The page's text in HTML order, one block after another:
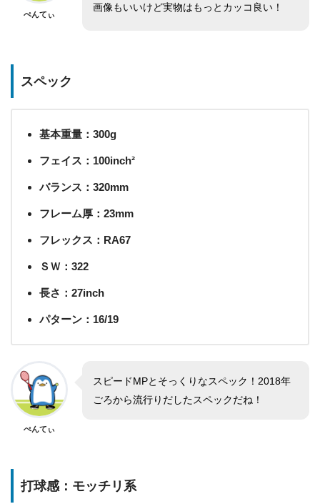
ぺんてぃ
画像もいいけど実物はもっとカッコ良い！
スペック
基本重量：300g
フェイス：100inch²
バランス：320mm
フレーム厚：23mm
フレックス：RA67
ＳＷ：322
長さ：27inch
パターン：16/19
ぺんてぃ
スピードMPとそっくりなスペック！2018年
ごろから流行りだしたスペックだね！
打球感：モッチリ系